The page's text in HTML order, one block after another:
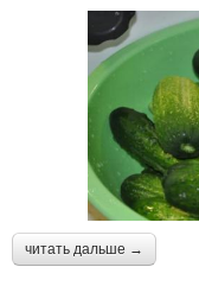
читать дальше →